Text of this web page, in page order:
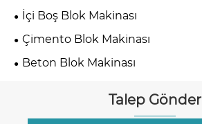
İçi Boş Blok Makinası
Çimento Blok Makinası
Beton Blok Makinası
Talep Gönder